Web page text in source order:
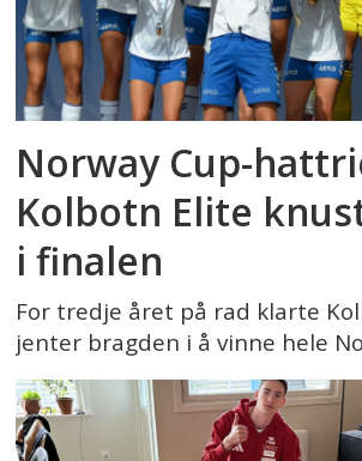
Norway Cup-
Kolbotn Elite
i finalen
For tredje året på rad klarte
jenter bragden i å vinne hele